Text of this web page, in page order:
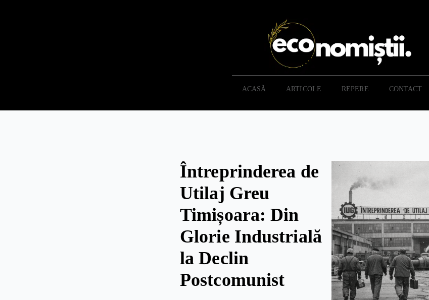
ACASĂ ARTICOLE REPERE CONTACT
Întreprinderea de
Utilaj Greu
Timișoara: Din
Glorie Industrială
la Declin
Postcomunist